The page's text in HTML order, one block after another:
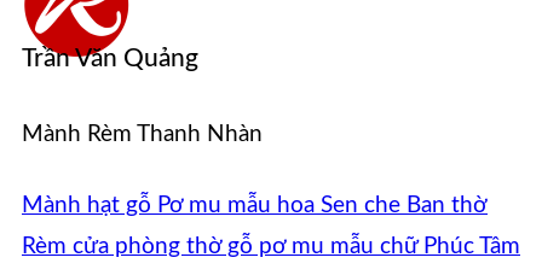
Trần Văn Quảng
Mành Rèm Thanh Nhàn
Mành hạt gỗ Pơ mu mẫu hoa Sen che Ban thờ
Rèm cửa phòng thờ gỗ pơ mu mẫu chữ Phúc Tâm